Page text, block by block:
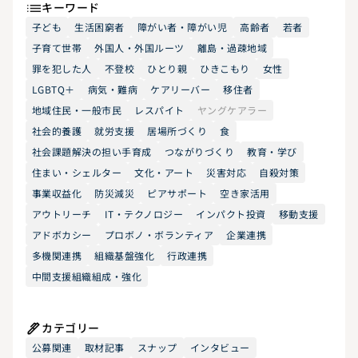
キーワード
子ども 生活困窮者 障がい者・障がい児 高齢者
若者
子育て世帯
外国人・外国ルーツ
離島・過疎地域
罪を犯した人
不登校 ひとり親 ひきこもり
女性
LGBTQ＋
病気・難病 ケアリーバー
移住者
地域住民・一般市民
レスパイト
ヤングケアラー
社会的養護
就労支援 居場所づくり
食
社会課題解決の担い手育成
つながりづくり
教育・学び
住まい・シェルター
文化・アート 災害対応
自殺対策
事業収益化
防災減災 ピアサポート
空き家活用
アウトリーチ
IT・テクノロジー インパクト投資
移動支援
アドボカシー
プロボノ・ボランティア
企業連携
多機関連携
組織基盤強化
行政連携
中間支援組織組成・強化
カテゴリー
公募関連 取材記事 スナップ インタビュー